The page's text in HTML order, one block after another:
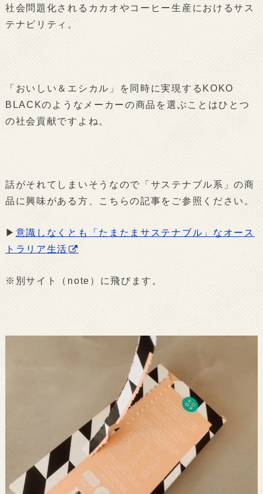
社会問題化されるカカオやコーヒー生産におけるサス
テナビリティ。
「おいしい＆エシカル」を同時に実現するKOKO
BLACKのようなメーカーの商品を選ぶことはひとつ
の社会貢献ですよね。
話がそれてしまいそうなので「サステナブル系」の商
品に興味がある方、こちらの記事をご参照ください。
▶ 意識しなくとも「たまたまサステナブル」なオース
トラリア生活
※別サイト（note）に飛びます。